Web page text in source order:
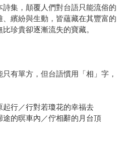
集，顛覆人們對台語只能流俗的
繽紛與生動，皆蘊藏在其豐富的
珍貴卻逐漸流失的寶藏。
有單方，但台語慣用「相」字，
行／行對若瓊花的幸福去
的暝車內／佇相辭的月台頂